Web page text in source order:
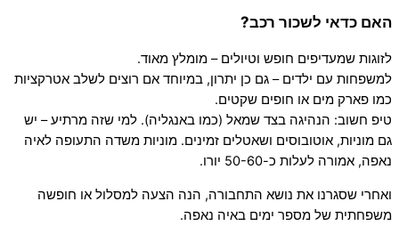
האם כדאי לשכור רכב?
לזוגות שמעדיפים חופש וטיולים – מומלץ מאוד.
למשפחות עם ילדים – גם כן יתרון, במיוחד אם רוצים לשלב אטרקציות
כמו פארק מים או חופים שקטים.
טיפ חשוב: הנהיגה בצד שמאל (כמו באנגליה). למי שזה מרתיע – יש
גם מוניות, אוטובוסים ושאטלים זמינים. מוניות משדה התעופה לאיה
נאפה, אמורה לעלות כ-50-60 יורו.
ואחרי שסגרנו את נושא התחבורה, הנה הצעה למסלול או חופשה
משפחתית של מספר ימים באיה נאפה.